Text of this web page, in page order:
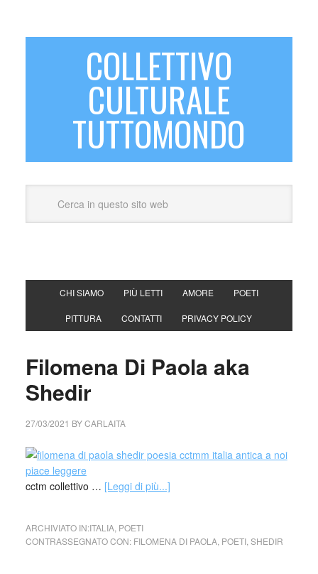
COLLETTIVO
CULTURALE
TUTTOMONDO
CHI SIAMO PIÙ LETTI AMORE POETI
PITTURA CONTATTI PRIVACY POLICY
Filomena Di Paola aka
Shedir
27/03/2021 BYCARLAITA
cctm collettivo … [Leggi di più...]
ARCHIVIATO IN:ITALIA, POETI
CONTRASSEGNATO CON: FILOMENA DI PAOLA, POETI, SHEDIR